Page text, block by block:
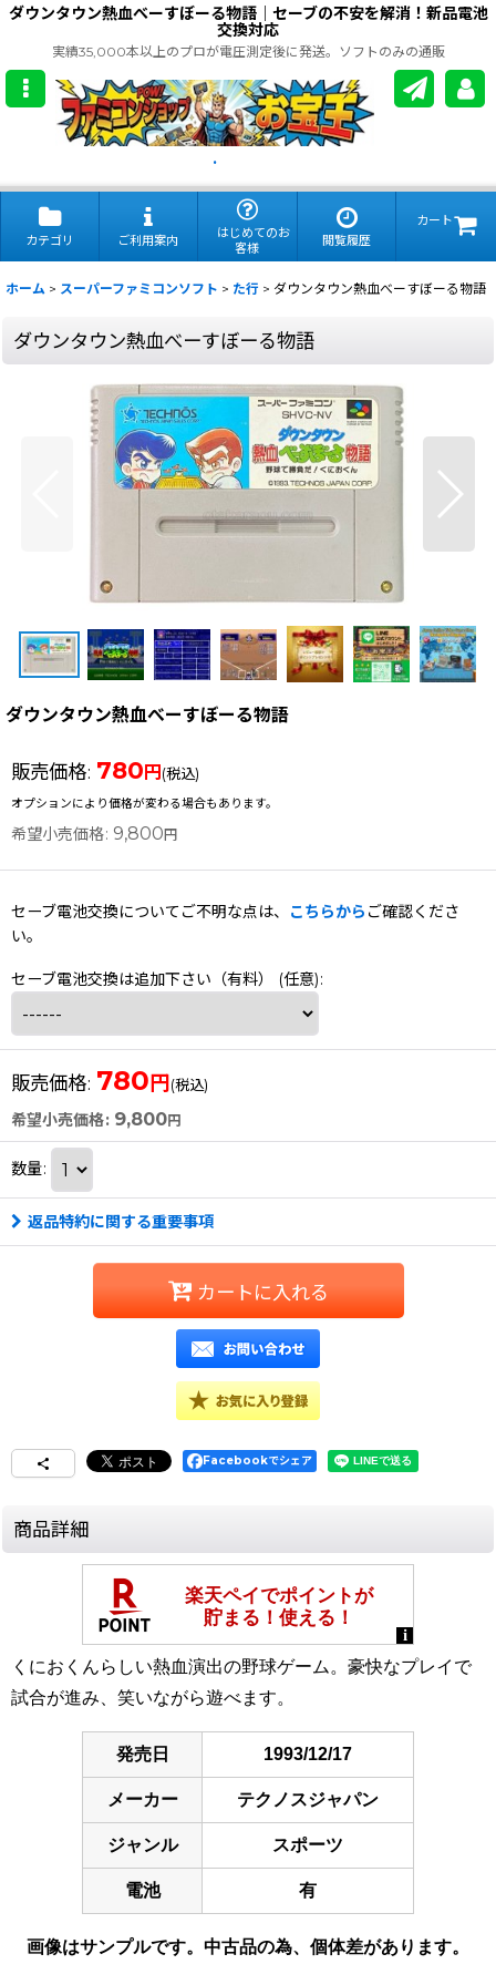
ダウンタウン熱血べーすぼーる物語｜セーブの不安を解消！新品電池
交換対応
実績35,000本以上のプロが電圧測定後に発送。ソフトのみの通販
.
カテゴリ ご利用案内
はじめてのお
客様
閲覧履歴
カート
ホーム > スーパーファミコンソフト > た行 > ダウンタウン熱血べーすぼーる物語
ダウンタウン熱血べーすぼーる物語
ダウンタウン熱血べーすぼーる物語
販売価格: 780 円 (税込)
オプションにより価格が変わる場合もあります。
希望小売価格: 9,800 円
セーブ電池交換についてご不明な点は、 こちらから ご確認くださ
い。
セーブ電池交換は追加下さい（有料） (任意):
販売価格: 780円(税込)
希望小売価格: 9,800円
数量:
返品特約に関する重要事項
カートに入れる
Facebookでシェア
商品詳細
くにおくんらしい熱血演出の野球ゲーム。豪快なプレイで
試合が進み、笑いながら遊べます。
発売日 1993/12/17
メーカー テクノスジャパン
ジャンル スポーツ
電池 有
画像はサンプルです。中古品の為、個体差があります。